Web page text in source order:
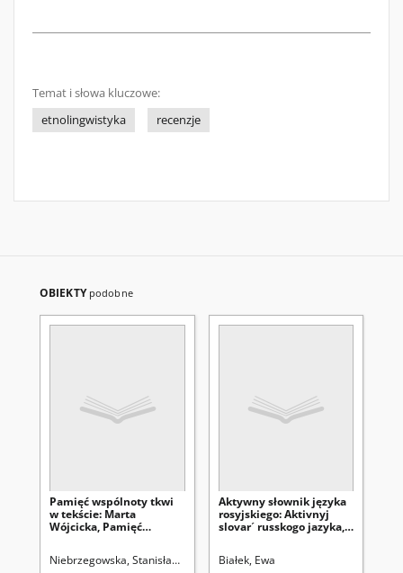
Temat i słowa kluczowe:
etnolingwistyka
recenzje
OBIEKTY podobne
Pamięć wspólnoty tkwi
w tekście: Marta
Wójcicka, Pamięć
UMCS, 2014, 366 s.
Niebrzegowska, Stanisława
Aktywny słownik języka
rosyjskiego: Aktivnyj
slovarˊ russkogo jazyka,
slavjanskoj kulˊtury,
Białek, Ewa